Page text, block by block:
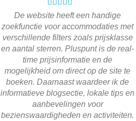
De website heeft een handige
zoekfunctie voor accommodaties met
verschillende filters zoals prijsklasse
en aantal sterren. Pluspunt is de real-
time prijsinformatie en de
mogelijkheid om direct op de site te
boeken. Daarnaast waardeer ik de
informatieve blogsectie, lokale tips en
aanbevelingen voor
bezienswaardigheden en activiteiten.